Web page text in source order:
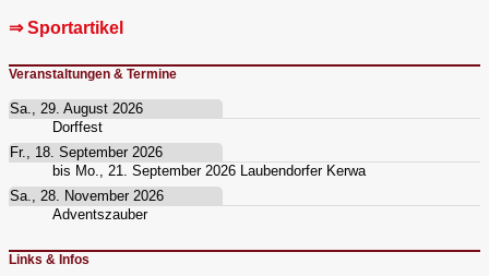
⇒ Sportartikel
Veranstaltungen & Termine
Sa., 29. August 2026
Dorffest
Fr., 18. September 2026
bis Mo., 21. September 2026 Laubendorfer Kerwa
Sa., 28. November 2026
Adventszauber
Links & Infos